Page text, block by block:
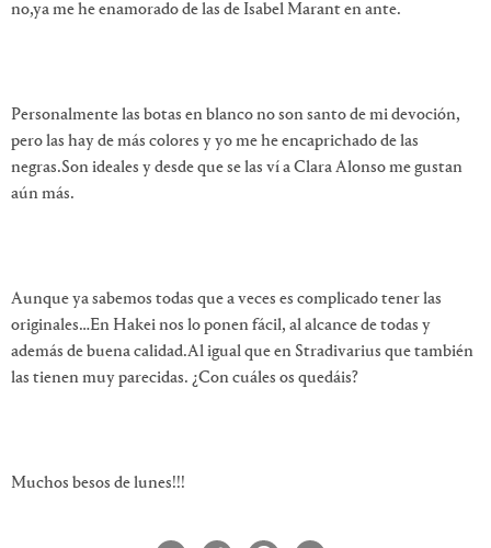
no,ya me he enamorado de las de Isabel Marant en ante.
Personalmente las botas en blanco no son santo de mi devoción,
pero las hay de más colores y yo me he encaprichado de las
negras.Son ideales y desde que se las ví a Clara Alonso me gustan
aún más.
Aunque ya sabemos todas que a veces es complicado tener las
originales…En Hakei nos lo ponen fácil, al alcance de todas y
además de buena calidad.Al igual que en Stradivarius que también
las tienen muy parecidas. ¿Con cuáles os quedáis?
Muchos besos de lunes!!!